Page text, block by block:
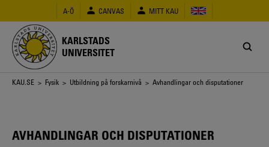
huvudinnehåll
A-Ö CANVAS MITT KAU
KARLSTADS
UNIVERSITET
Länkstig
KAU.SE > Fysik > Utbildning på forskarnivå > Avhandlingar och disputationer
AVHANDLINGAR OCH DISPUTATIONER